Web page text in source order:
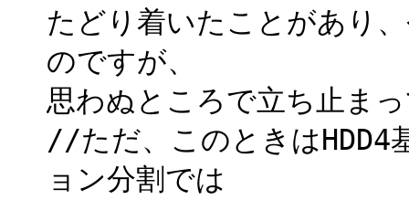
たどり着いたことがあり
のですが、
思わぬところで立ち止ま
//ただ、このときはHDD4
ョン分割では